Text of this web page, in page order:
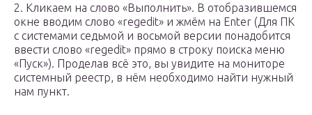
2. Кликаем на слово «Выполнить». В отобразившемся
окне вводим слово «regedit» и жмём на Enter (Для ПК
с системами седьмой и восьмой версии понадобится
ввести слово «regedit» прямо в строку поиска меню
«Пуск»). Проделав всё это, вы увидите на мониторе
системный реестр, в нём необходимо найти нужный
нам пункт.